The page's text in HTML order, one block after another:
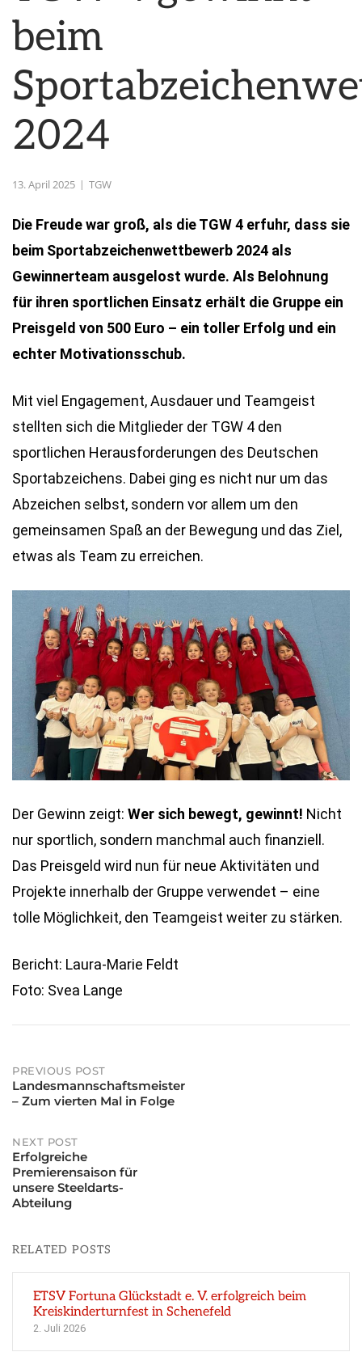
beim
2024
13. April 2025 TGW
Die Freude war groß, als die TGW 4 erfuhr, dass sie
beim Sportabzeichenwettbewerb 2024 als
Gewinnerteam ausgelost wurde. Als Belohnung
für ihren sportlichen Einsatz erhält die Gruppe ein
Preisgeld von 500 Euro – ein toller Erfolg und ein
echter Motivationsschub.
Mit viel Engagement, Ausdauer und Teamgeist
stellten sich die Mitglieder der TGW 4 den
sportlichen Herausforderungen des Deutschen
Sportabzeichens. Dabei ging es nicht nur um das
Abzeichen selbst, sondern vor allem um den
gemeinsamen Spaß an der Bewegung und das Ziel,
etwas als Team zu erreichen.
Der Gewinn zeigt: Wer sich bewegt, gewinnt! Nicht
nur sportlich, sondern manchmal auch finanziell.
Das Preisgeld wird nun für neue Aktivitäten und
Projekte innerhalb der Gruppe verwendet – eine
tolle Möglichkeit, den Teamgeist weiter zu stärken.
Bericht: Laura-Marie Feldt
Foto: Svea Lange
Post
navigation
PREVIOUS POST
Landesmannschaftsmeister
– Zum vierten Mal in Folge
NEXT POST
Erfolgreiche
Premierensaison für
unsere Steeldarts-
Abteilung
RELATED POSTS
ETSV Fortuna Glückstadt e. V. erfolgreich beim
Kreiskinderturnfest in Schenefeld
2. Juli 2026